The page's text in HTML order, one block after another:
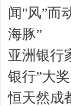
闻"风”而
海豚”
亚洲银行
银行”大奖
恒天然成